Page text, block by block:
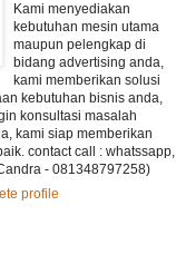
Kami menyediakan
kebutuhan mesin utama
maupun pelengkap di
bidang advertising anda,
kami memberikan solusi
kebutuhan bisnis anda,
konsultasi masalah
kami siap memberikan
contact call : whatssapp,
- 081348797258)
profile